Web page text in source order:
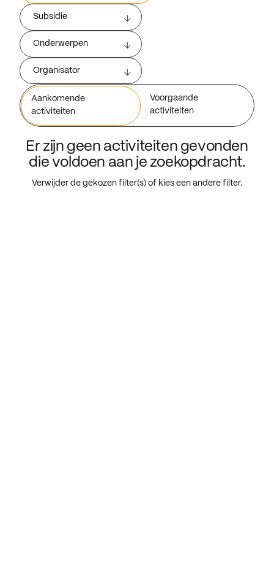
Subsidie
Onderwerpen
Organisator
Aankomende
activiteiten
Voorgaande
activiteiten
Er zijn geen activiteiten gevonden
die voldoen aan je zoekopdracht.
Verwijder de gekozen filter(s) of kies een andere filter.